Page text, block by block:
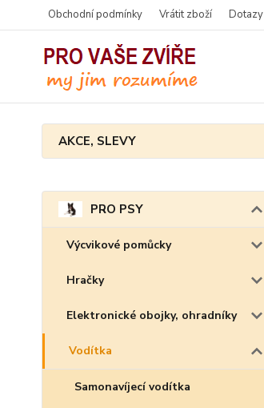
Obchodní podmínky Vrátit zboží Dotazy
AKCE, SLEVY
PRO PSY
Výcvikové pomůcky
Hračky
Elektronické obojky, ohradníky
Vodítka
Samonavíjecí vodítka